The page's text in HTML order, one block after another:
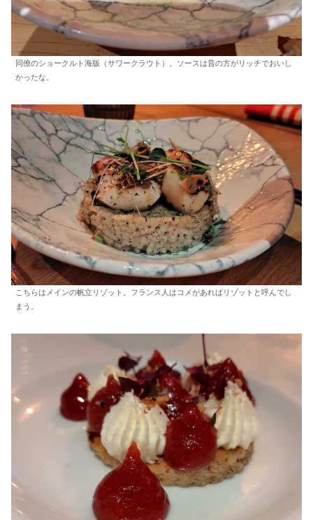
同僚のショークルト海版（サワークラウト）。ソースは昔の方がリッチでおいし
かったな。
こちらはメインの帆立リゾット。フランス人はコメがあればリゾットと呼んでし
まう。